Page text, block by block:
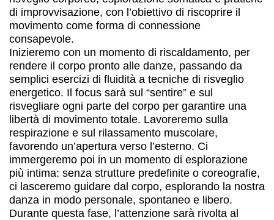
di improvvisazione, con l’obiettivo di riscoprire il
movimento come forma di connessione
consapevole.
Inizieremo con un momento di riscaldamento, per
rendere il corpo pronto alle danze, passando da
semplici esercizi di fluidità a tecniche di risveglio
energetico. Il focus sarà sul “sentire” e sul
risvegliare ogni parte del corpo per garantire una
libertà di movimento totale. Lavoreremo sulla
respirazione e sul rilassamento muscolare,
favorendo un’apertura verso l’esterno. Ci
immergeremo poi in un momento di esplorazione
più intima: senza strutture predefinite o coreografie,
ci lasceremo guidare dal corpo, esplorando la nostra
danza in modo personale, spontaneo e libero.
Durante questa fase, l’attenzione sarà rivolta al